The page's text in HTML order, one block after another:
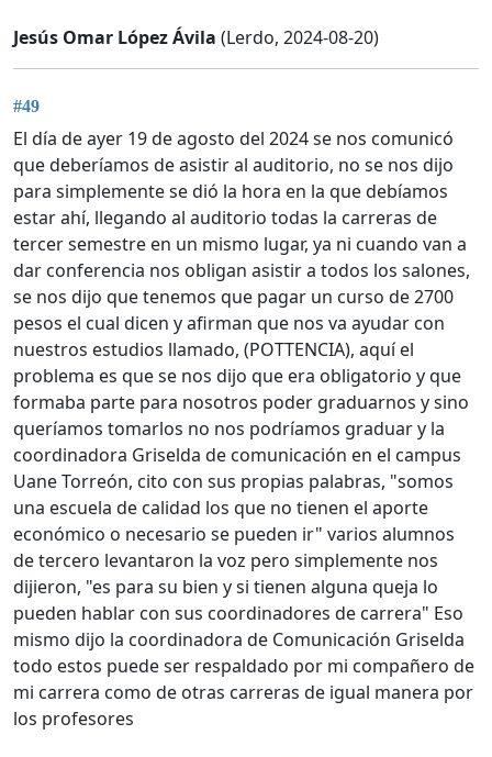
Jesús Omar López Ávila (Lerdo, 2024-08-20)
#49
El día de ayer 19 de agosto del 2024 se nos comunicó
que deberíamos de asistir al auditorio, no se nos dijo
para simplemente se dió la hora en la que debíamos
estar ahí, llegando al auditorio todas la carreras de
tercer semestre en un mismo lugar, ya ni cuando van a
dar conferencia nos obligan asistir a todos los salones,
se nos dijo que tenemos que pagar un curso de 2700
pesos el cual dicen y afirman que nos va ayudar con
nuestros estudios llamado, (POTTENCIA), aquí el
problema es que se nos dijo que era obligatorio y que
formaba parte para nosotros poder graduarnos y sino
queríamos tomarlos no nos podríamos graduar y la
coordinadora Griselda de comunicación en el campus
Uane Torreón, cito con sus propias palabras, "somos
una escuela de calidad los que no tienen el aporte
económico o necesario se pueden ir" varios alumnos
de tercero levantaron la voz pero simplemente nos
dijieron, "es para su bien y si tienen alguna queja lo
pueden hablar con sus coordinadores de carrera" Eso
mismo dijo la coordinadora de Comunicación Griselda
todo estos puede ser respaldado por mi compañero de
mi carrera como de otras carreras de igual manera por
los profesores